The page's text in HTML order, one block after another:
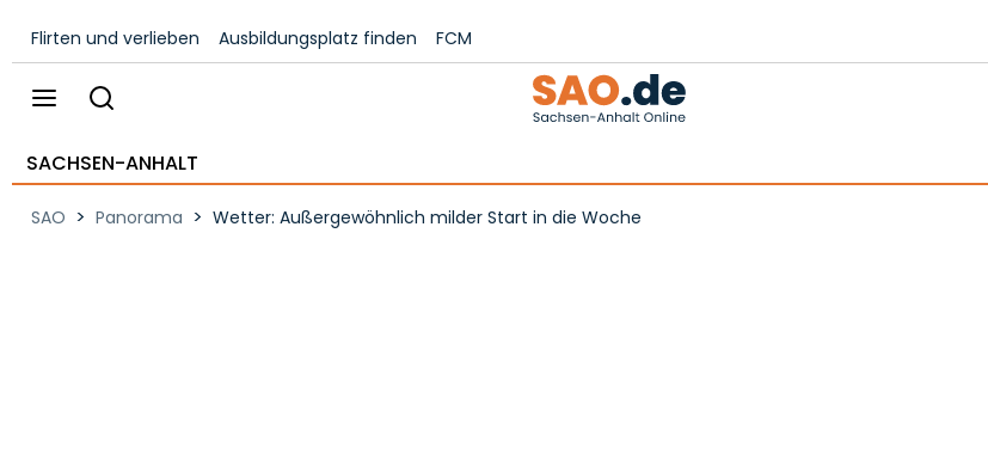
Flirten und verlieben Ausbildungsplatz finden FCM
SACHSEN-ANHALT
SAO > Panorama > Wetter: Außergewöhnlich milder Start in die Woche